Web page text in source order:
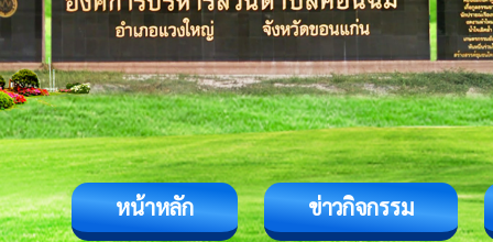
หน้าหลัก ข่าวกิจกรรม